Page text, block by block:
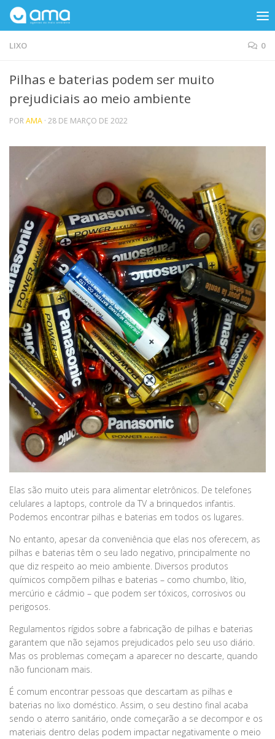
Skip to content
LIXO 0
Pilhas e baterias podem ser muito
prejudiciais ao meio ambiente
PORAMA · 28 DE MARÇO DE 2022
Elas são muito uteis para alimentar eletrônicos. De telefones
celulares a laptops, controle da TV a brinquedos infantis.
Podemos encontrar pilhas e baterias em todos os lugares.
No entanto, apesar da conveniência que elas nos oferecem, as
pilhas e baterias têm o seu lado negativo, principalmente no
que diz respeito ao meio ambiente. Diversos produtos
químicos compõem pilhas e baterias – como chumbo, lítio,
mercúrio e cádmio – que podem ser tóxicos, corrosivos ou
perigosos.
Regulamentos rígidos sobre a fabricação de pilhas e baterias
garantem que não sejamos prejudicados pelo seu uso diário.
Mas os problemas começam a aparecer no descarte, quando
não funcionam mais.
É comum encontrar pessoas que descartam as pilhas e
baterias no lixo doméstico. Assim, o seu destino final acaba
sendo o aterro sanitário, onde começarão a se decompor e os
materiais dentro delas podem impactar negativamente o meio